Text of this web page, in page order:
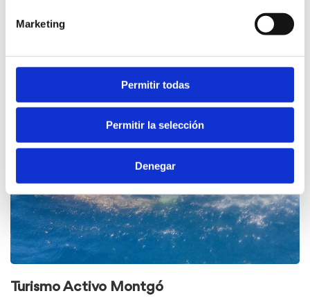
Marketing
Permitir todas
Permitir la selección
Denegar
Turismo Activo Montgó